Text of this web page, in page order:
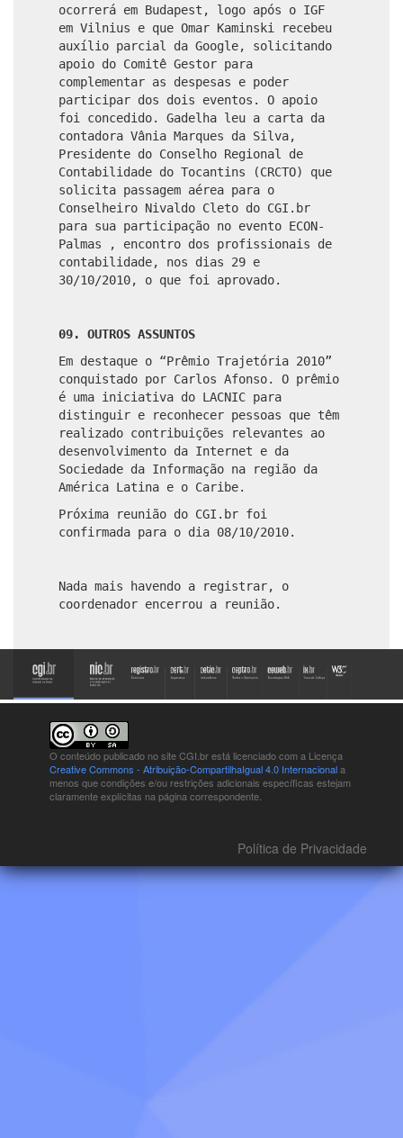
ocorrerá em Budapest, logo após o IGF
em Vilnius e que Omar Kaminski recebeu
auxílio parcial da Google, solicitando
apoio do Comitê Gestor para
complementar as despesas e poder
participar dos dois eventos. O apoio
foi concedido. Gadelha leu a carta da
contadora Vânia Marques da Silva,
Presidente do Conselho Regional de
Contabilidade do Tocantins (CRCTO) que
solicita passagem aérea para o
Conselheiro Nivaldo Cleto do CGI.br
para sua participação no evento ECON-
Palmas , encontro dos profissionais de
contabilidade, nos dias 29 e
30/10/2010, o que foi aprovado.
09. OUTROS ASSUNTOS
Em destaque o “Prêmio Trajetória 2010”
conquistado por Carlos Afonso. O prêmio
é uma iniciativa do LACNIC para
distinguir e reconhecer pessoas que têm
realizado contribuições relevantes ao
desenvolvimento da Internet e da
Sociedade da Informação na região da
América Latina e o Caribe.
Próxima reunião do CGI.br foi
confirmada para o dia 08/10/2010.
Nada mais havendo a registrar, o
coordenador encerrou a reunião.
O conteúdo publicado no site CGI.br está licenciado com a Licença
Creative Commons - Atribuição-CompartilhaIgual 4.0 Internacionala
menos que condições e/ou restrições adicionais específicas estejam
claramente explícitas na página correspondente.
Política de Privacidade